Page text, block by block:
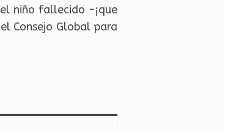
niño fallecido -¡que
Consejo Global para